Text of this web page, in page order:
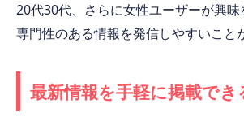
20代30代、さらに女性ユーザーが興
専門性のある情報を発信しやすいこと
最新情報を手軽に掲載でき